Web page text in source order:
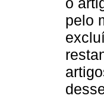
pelo